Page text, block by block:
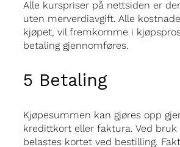
Alle kurspriser på nettsiden er
uten merverdiavgift. Alle
kjøpet, vil fremkomme i
betaling gjennomføres.
5 Betaling
Kjøpesummen kan gjøres opp
kredittkort eller faktura. Ved
belastes kortet ved bestilling.